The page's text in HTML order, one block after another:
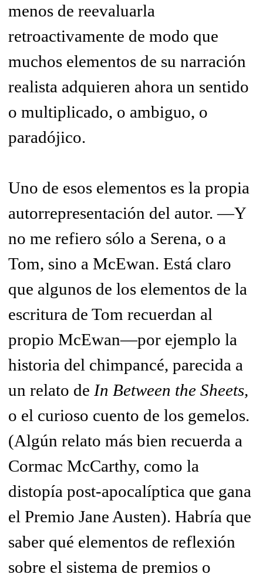
menos de reevaluarla
retroactivamente de modo que
muchos elementos de su narración
realista adquieren ahora un sentido
o multiplicado, o ambiguo, o
paradójico.
Uno de esos elementos es la propia
autorrepresentación del autor. —Y
no me refiero sólo a Serena, o a
Tom, sino a McEwan. Está claro
que algunos de los elementos de la
escritura de Tom recuerdan al
propio McEwan—por ejemplo la
historia del chimpancé, parecida a
un relato de In Between the Sheets,
o el curioso cuento de los gemelos.
(Algún relato más bien recuerda a
Cormac McCarthy, como la
distopía post-apocalíptica que gana
el Premio Jane Austen). Habría que
saber qué elementos de reflexión
sobre el sistema de premios o